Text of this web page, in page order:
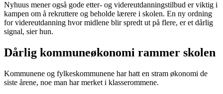
Nyhuus mener også gode etter- og videreutdanningstilbud er viktig i
kampen om å rekruttere og beholde lærere i skolen. En ny ordning
for videreutdanning hvor midlene blir spredt ut på flere, er et dårlig
signal, sier hun.
Dårlig kommuneøkonomi rammer skolen
Kommunene og fylkeskommunene har hatt en stram økonomi de
siste årene, noe man har merket i klasserommene.